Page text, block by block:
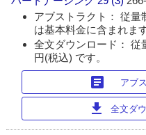
アブストラクト： 従量
は基本料金に含まれます
全文ダウンロード： 従
円(税込) です。
article アブ
download 全文ダ